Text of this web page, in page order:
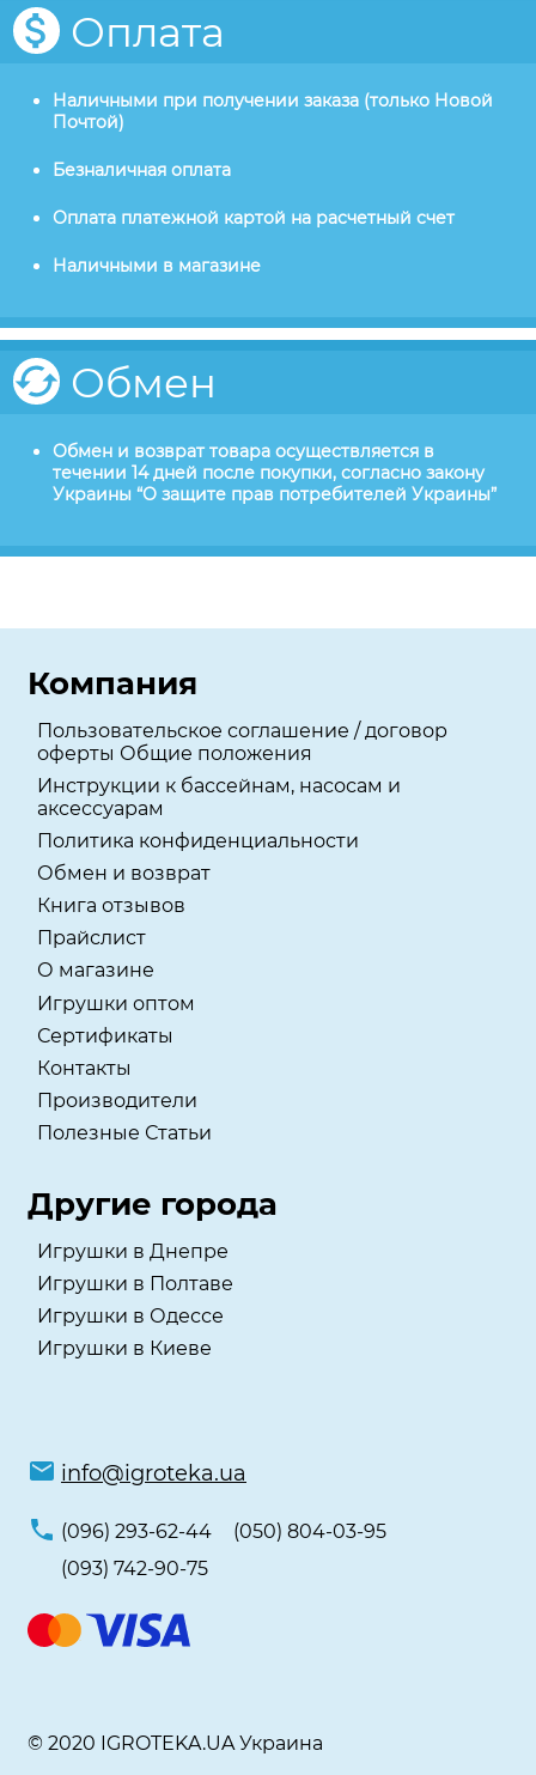
Оплата
Наличными при получении заказа (только Новой
Почтой)
Безналичная оплата
Оплата платежной картой на расчетный счет
Наличными в магазине
Обмен
Обмен и возврат товара осуществляется в
течении 14 дней после покупки, согласно закону
Украины “О защите прав потребителей Украины”
Компания
Пользовательское соглашение / договор
оферты Общие положения
Инструкции к бассейнам, насосам и
аксессуарам
Политика конфиденциальности
Обмен и возврат
Книга отзывов
Прайслист
О магазине
Игрушки оптом
Сертификаты
Контакты
Производители
Полезные Статьи
Другие города
Игрушки в Днепре
Игрушки в Полтаве
Игрушки в Одессе
Игрушки в Киеве
info@igroteka.ua
(096) 293-62-44
(050) 804-03-95
(093) 742-90-75
© 2020 IGROTEKA.UA Украина